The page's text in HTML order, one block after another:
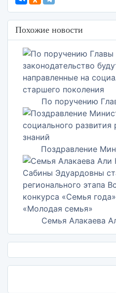
Похожие новости
По поручению
Поздравление
Семья Алакаева